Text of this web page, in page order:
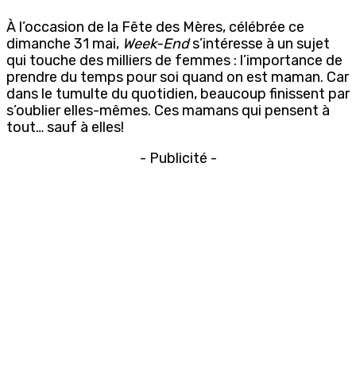
À l’occasion de la Fête des Mères, célébrée ce
dimanche 31 mai, Week-Ends’intéresse à un sujet
qui touche des milliers de femmes : l’importance de
prendre du temps pour soi quand on est maman. Car
dans le tumulte du quotidien, beaucoup finissent par
s’oublier elles-mêmes. Ces mamans qui pensent à
tout… sauf à elles!
- Publicité -